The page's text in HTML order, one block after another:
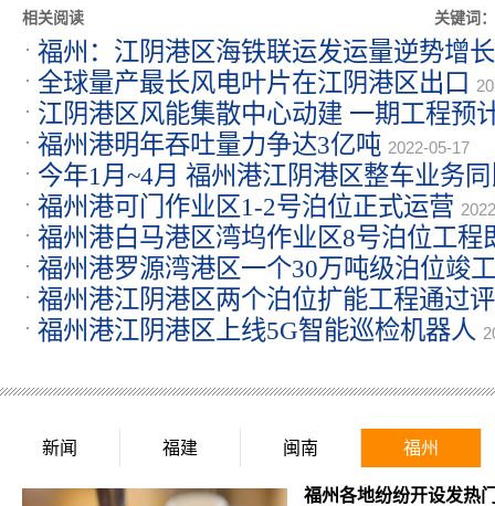
相关阅读 关键词：
福州：江阴港区海铁联运发运量逆势增长
全球量产最长风电叶片在江阴港区出口
江阴港区风能集散中心动建 一期工程预
24福州港明年吞吐量力争达3亿吨 2022-05-17
今年1月~4月 福州港江阴港区整车业务
11福州港可门作业区1-2号泊位正式运营
福州港白马港区湾坞作业区8号泊位工程
2022-04-18
福州港罗源湾港区一个30万吨级泊位竣工
福州港江阴港区两个泊位扩能工程通过
福州港江阴港区上线5G智能巡检机器人
新闻 福建 闽南 福州
福州各地纷纷开设发热